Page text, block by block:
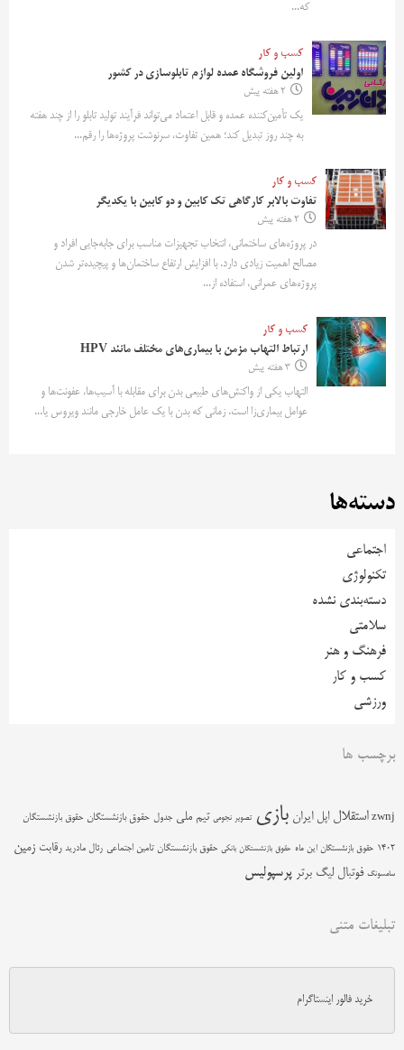
که...
کسب و کار
اولین فروشگاه عمده لوازم تابلوسازی در کشور
2 هفته پیش
یک تأمین‌کننده عمده و قابل اعتماد می‌تواند فرآیند تولید تابلو را از چند هفته
به چند روز تبدیل کند؛ همین تفاوت، سرنوشت پروژه‌ها را رقم...
کسب و کار
تفاوت بالابر کارگاهی تک کابین و دو کابین با یکدیگر
2 هفته پیش
در پروژه‌های ساختمانی، انتخاب تجهیزات مناسب برای جابه‌جایی افراد و
مصالح اهمیت زیادی دارد. با افزایش ارتفاع ساختمان‌ها و پیچیده‌تر شدن
پروژه‌های عمرانی، استفاده از...
کسب و کار
ارتباط التهاب مزمن با بیماری‌های مختلف مانند HPV
3 هفته پیش
التهاب یکی از واکنش‌های طبیعی بدن برای مقابله با آسیب‌ها، عفونت‌ها و
عوامل بیماری‌زا است. زمانی که بدن با یک عامل خارجی مانند ویروس یا...
دسته‌ها
اجتماعی
تکنولوژی
دسته‌بندی نشده
سلامتی
فرهنگ و هنر
کسب و کار
ورزشی
برچسب ها
zwnj استقلال اپل ایران بازی تصویر نجومی تیم ملی جدول حقوق بازنشستگان حقوق بازنشستگان
1402 حقوق بازنشستگان این ماه حقوق بازنشستگان بانکی حقوق بازنشستگان تامین اجتماعی رئال مادرید رقابت زمین
سامسونگ فوتبال لیگ برتر پرسپولیس
تبلیغات متنی
خرید فالور اینستاگرام